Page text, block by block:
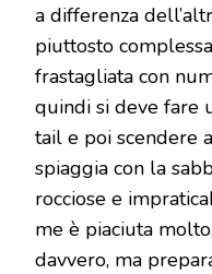
a differenza
piuttosto
frastagliata con
quindi si deve fare
tail e poi scendere
spiaggia con la
rocciose e
me è piaciuta
davvero, ma